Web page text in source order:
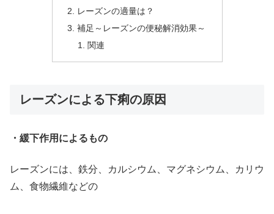
レーズンの適量は？
補足～レーズンの便秘解消効果～
関連
レーズンによる下痢の原因
・緩下作用によるもの
レーズンには、鉄分、カルシウム、マグネシウム、カリウ
ム、食物繊維などの